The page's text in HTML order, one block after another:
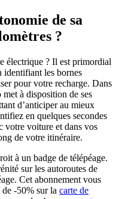
de sa
?
électrique ? Il est primordial
identifiant les bornes
pour votre recharge. Dans
à disposition de ses
d’anticiper au mieux
en quelques secondes
votre voiture et dans vos
de votre itinéraire.
à un badge de télépéage.
sur les autoroutes de
Cet abonnement vous
-50% sur la carte de